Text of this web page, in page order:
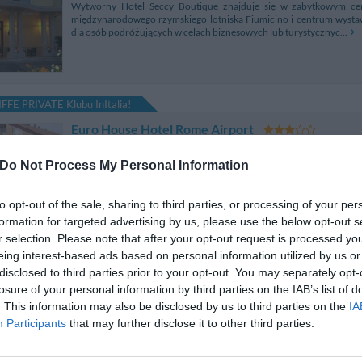
Do Not Process My Personal Information
opt-out of the sale, sharing to third parties, or processing of your
for targeted advertising by us, please use the below opt-out
selection. Please note that after your opt-out request is processed
interest-based ads based on personal information utilized by us
to third parties prior to your opt-out. You may separately
of your personal information by third parties on the IAB’s list of
This information may also be disclosed by us to third parties on the
Participants that may further disclose it to other third parties.
Wytworny Hotel Seccy Boutique znajduje się w zabytkowym
międzynarodowego rzymskiego lotniska Fiumicino i centrum
dla osób podróżujących w celach biznesowych lub turystycznyc...
PRIVATE Klubu InItalia!
Euro House Hotel Rome Airport
E.H. Euro House Rome Airport is conveniently located near
"Nuova Fiera" exhibition centre and only 5 minutes drive from
hotel's convenient location guarantee...
Euro House Inn Airport Fiumicino
via della Scafa 422 ,Fiumicino
Mapa
Euro House Inn Airport Fiumicino jest dogodnie położony
zaledwie 2 kilometrów od międzynarodowego lotniska Leonardo